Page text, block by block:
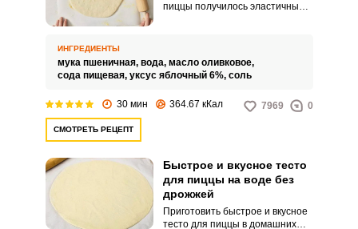
пиццы получилось эластичным и
без дрожжей для итальянской
пиццы очень прост, с ним
справится и начинающий
ИНГРЕДИЕНТЫ
мука пшеничная, вода, масло оливковое,
сода пищевая, уксус яблочный 6%, соль
30 мин 364.67 кКал 7969 0
СМОТРЕТЬ РЕЦЕПТ
Быстрое и вкусное тесто
для пиццы на воде без
дрожжей
Приготовить быстрое и вкусное
тесто для пиццы в домашних